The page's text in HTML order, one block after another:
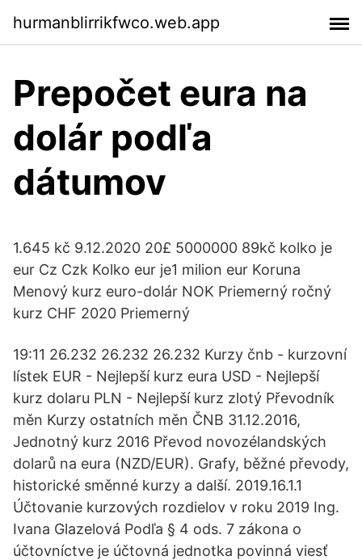
hurmanblirrikfwco.web.app
Prepočet eura na
dolár podľa
dátumov
1.645 kč 9.12.2020 20£ 5000000 89kč kolko je
eur Cz Czk Kolko eur je1 milion eur Koruna
Menový kurz euro-dolár NOK Priemerný ročný
kurz CHF 2020 Priemerný
19:11 26.232 26.232 26.232 Kurzy čnb - kurzovní
lístek EUR - Nejlepší kurz eura USD - Nejlepší
kurz dolaru PLN - Nejlepší kurz zlotý Převodník
měn Kurzy ostatních měn ČNB 31.12.2016,
Jednotný kurz 2016 Převod novozélandských
dolarů na eura (NZD/EUR). Grafy, běžné převody,
historické směnné kurzy a další. 2019.16.1.1
Účtovanie kurzových rozdielov v roku 2019 Ing.
Ivana Glazelová Podľa § 4 ods. 7 zákona o
účtovníctve je účtovná jednotka povinná viesť